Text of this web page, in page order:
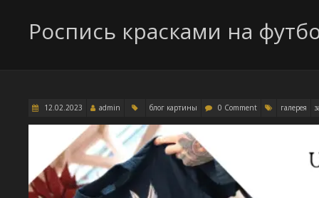
Роспись красками на
12.02.2023 admin блог картины 0 Comment галерея